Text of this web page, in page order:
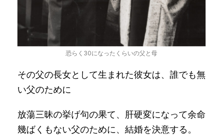
恐らく30になったくらいの父と母
その父の長女として生まれた彼女は、誰でも無
い父のために
放蕩三昧の挙げ句の果て、肝硬変になって余命
幾ばくもない父のために、結婚を決意する。